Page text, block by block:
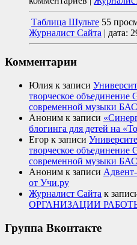
Таблица Шульте 55
Журналист Сайта | дата:
Комментарии
Юлия к записи
творческое
современной музыки
Аноним к записи
блогинга для детей на
Егор к записи
творческое
современной музыки
Аноним к записи
от Учи.ру
Журналист Сайта к
ОРГАНИЗАЦИИ
Группа Вконтакте